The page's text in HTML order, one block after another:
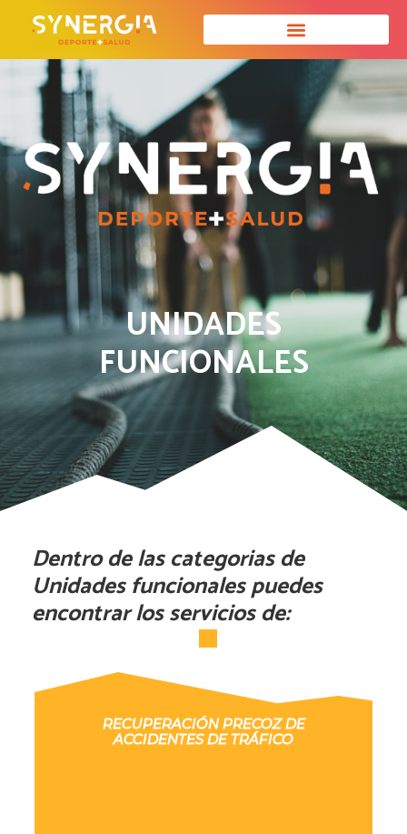
UNIDADES
FUNCIONALES
Dentro de las categorias de
Unidades funcionales puedes
encontrar los servicios de:
RECUPERACIÓN PRECOZ DE
ACCIDENTES DE TRÁFICO